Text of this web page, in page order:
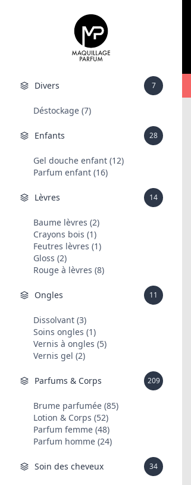
Divers 7
Déstockage (7)
Enfants 28
Gel douche enfant (12)
Parfum enfant (16)
Lèvres 14
Baume lèvres (2)
Crayons bois (1)
Feutres lèvres (1)
Gloss (2)
Rouge à lèvres (8)
Ongles 11
Dissolvant (3)
Soins ongles (1)
Vernis à ongles (5)
Vernis gel (2)
Parfums & Corps 209
Brume parfumée (85)
Lotion & Corps (52)
Parfum femme (48)
Parfum homme (24)
Soin des cheveux 34